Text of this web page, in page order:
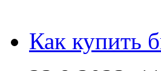
Как купить